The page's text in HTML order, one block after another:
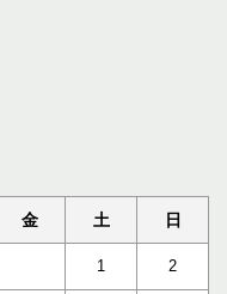
金 土 日
1 2